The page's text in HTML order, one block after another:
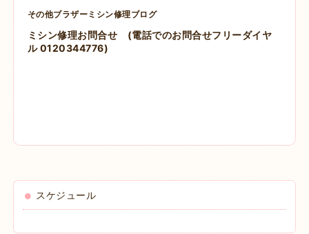
その他ブラザーミシン修理ブログ
ミシン修理お問合せ
(電話でのお問合せフリーダイヤ
ル 0120344776)
スケジュール